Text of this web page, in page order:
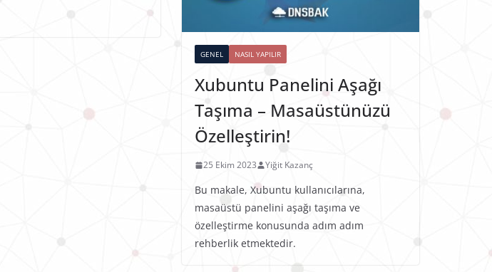
GENEL NASIL YAPILIR
Xubuntu Panelini Aşağı
Taşıma – Masaüstünüzü
Özelleştirin!
25 Ekim 2023 Yiğit Kazanç
Bu makale, Xubuntu kullanıcılarına,
masaüstü panelini aşağı taşıma ve
özelleştirme konusunda adım adım
rehberlik etmektedir.